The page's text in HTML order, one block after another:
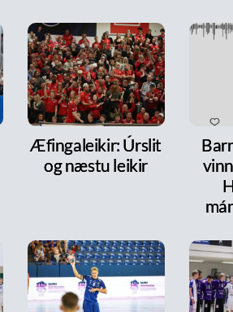
Æfingaleikir: Úrslit
og næstu leikir